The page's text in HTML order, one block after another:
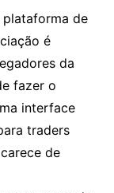
é
da
fazer o
interface
traders
de